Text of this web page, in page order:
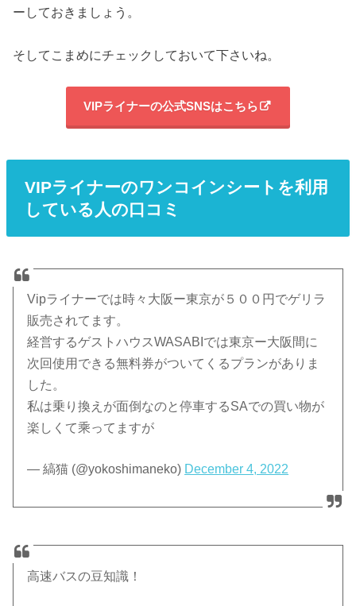
ーしておきましょう。
そしてこまめにチェックしておいて下さいね。
VIPライナーの公式SNSはこちら
VIPライナーのワンコインシートを利用
している人の口コミ
Vipライナーでは時々大阪ー東京が５００円でゲリラ
販売されてます。
経営するゲストハウスWASABIでは東京ー大阪間に
次回使用できる無料券がついてくるプランがありま
した。
私は乗り換えが面倒なのと停車するSAでの買い物が
楽しくて乘ってますが
— 縞猫 (@yokoshimaneko) December 4, 2022
高速バスの豆知識！